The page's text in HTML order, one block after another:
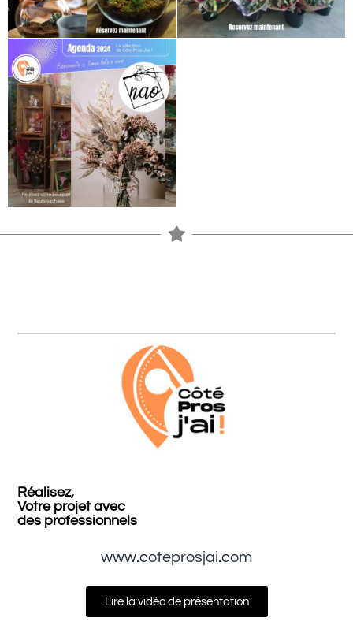
Réalisez,
Votre projet avec
des professionnels
www.coteprosjai.com
Lire la vidéo de présentation